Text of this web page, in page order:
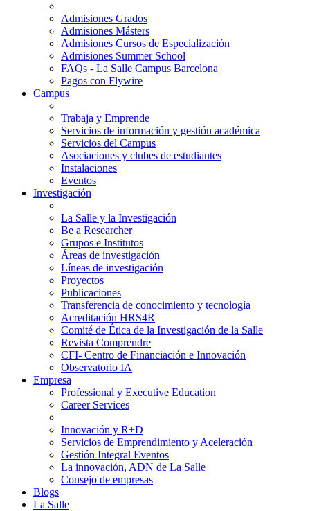
Admisiones Grados
Admisiones Másters
Admisiones Cursos de Especialización
Admisiones Summer School
FAQs - La Salle Campus Barcelona
Pagos con Flywire
Campus
Trabaja y Emprende
Servicios de información y gestión académica
Servicios del Campus
Asociaciones y clubes de estudiantes
Instalaciones
Eventos
Investigación
La Salle y la Investigación
Be a Researcher
Grupos e Institutos
Áreas de investigación
Líneas de investigación
Proyectos
Publicaciones
Transferencia de conocimiento y tecnología
Acreditación HRS4R
Comité de Ética de la Investigación de la Salle
Revista Comprendre
CFI- Centro de Financiación e Innovación
Observatorio IA
Empresa
Professional y Executive Education
Career Services
Innovación y R+D
Servicios de Emprendimiento y Aceleración
Gestión Integral Eventos
La innovación, ADN de La Salle
Consejo de empresas
Blogs
La Salle